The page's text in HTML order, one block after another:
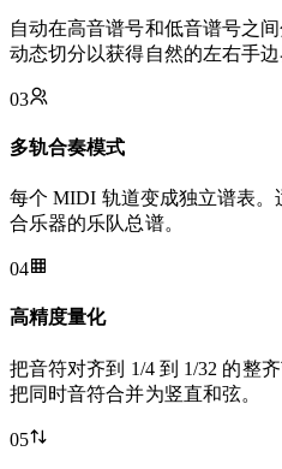
自动在高音谱号和低音谱号之
动态切分以获得自然的左右手边
03
多轨合奏模式
每个 MIDI 轨道变成独立谱表
合乐器的乐队总谱。
04
高精度量化
把音符对齐到 1/4 到 1/32 的整
把同时音符合并为竖直和弦。
05